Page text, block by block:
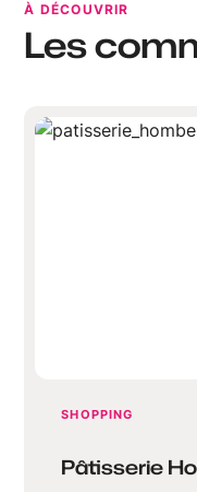
À DÉCOUVRIR
Les
SHOPPING
Pâtisserie